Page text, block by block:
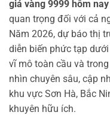
giá vàng 9999 hôm
quan trọng đối với cả
Năm 2026, dự báo thị
diễn biến phức tạp
vĩ mô toàn cầu và
nhìn chuyên sâu, cập
khu vực Sơn Hà, Bắc
khuyên hữu ích.